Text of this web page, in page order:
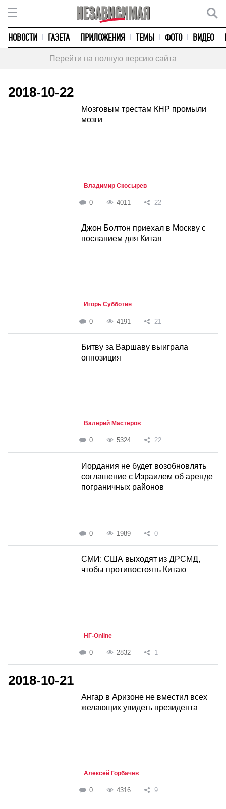
НОВОСТИ ГАЗЕТА ПРИЛОЖЕНИЯ ТЕМЫ ФОТО ВИДЕО
Перейти на полную версию сайта
2018-10-22
Мозговым трестам КНР промыли
мозги
Владимир Скосырев
0 4011 22
Джон Болтон приехал в Москву с
посланием для Китая
Игорь Субботин
0 4191 21
Битву за Варшаву выиграла
оппозиция
Валерий Мастеров
0 5324 22
Иордания не будет возобновлять
соглашение с Израилем об аренде
пограничных районов
0 1989 0
СМИ: США выходят из ДРСМД,
чтобы противостоять Китаю
НГ-Online
0 2832 1
2018-10-21
Ангар в Аризоне не вместил всех
желающих увидеть президента
Алексей Горбачев
0 4316 9